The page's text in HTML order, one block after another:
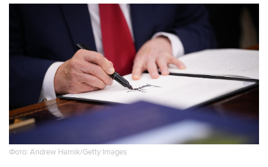
Фото: Andrew Harnik/Getty Images